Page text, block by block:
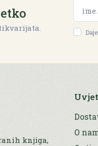
knjiga,
O